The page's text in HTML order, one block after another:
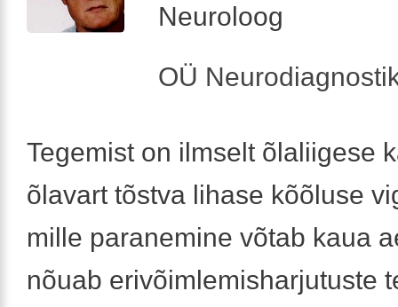
Neuroloog
OÜ
Tegemist on ilmselt õlaliigese
õlavart tõstva lihase kõõluse
mille paranemine võtab kaua
nõuab erivõimlemisharjutuste